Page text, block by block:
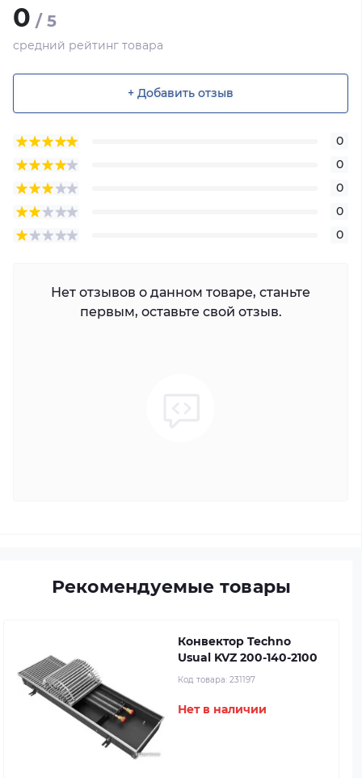
0 / 5
средний рейтинг товара
+ Добавить отзыв
0
0
0
0
0
Нет отзывов о данном товаре, станьте
первым, оставьте свой отзыв.
Рекомендуемые товары
Конвектор Techno
Usual KVZ 200-140-2100
Код товара: 231197
Нет в наличии